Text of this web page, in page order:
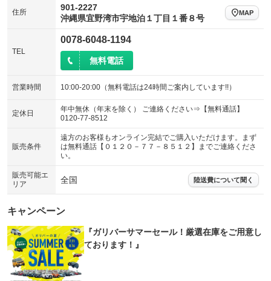
住所
901-2227
沖縄県宜野湾市宇地泊１丁目１番８号
MAP
TEL
0078-6048-1194
無料電話
営業時間 10:00-20:00（無料電話は24時間ご案内しています!!）
定休日
年中無休（年末を除く） ご連絡ください⇒【無料通話】
0120-77-8512
販売条件
遠方のお客様もオンライン完結でご購入いただけます。まず
は無料通話【０１２０－７７－８５１２】までご連絡くださ
い。
販売可能エ
リア
全国 陸送費について聞く
キャンペーン
『ガリバーサマーセール！厳選在庫をご用意し
ております！』